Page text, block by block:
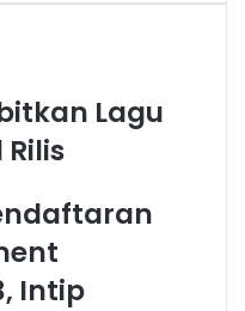
Lagu
Intip